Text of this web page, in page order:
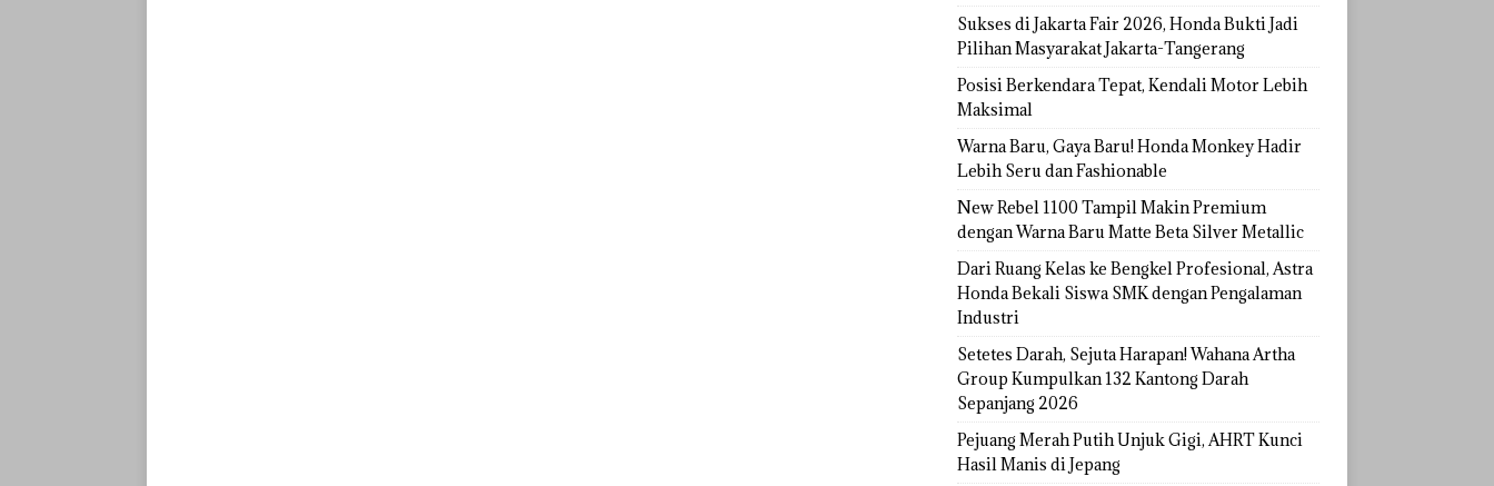
Sukses di Jakarta Fair 2026, Honda Bukti Jadi
Pilihan Masyarakat Jakarta-Tangerang
Posisi Berkendara Tepat, Kendali Motor Lebih
Maksimal
Warna Baru, Gaya Baru! Honda Monkey Hadir
Lebih Seru dan Fashionable
New Rebel 1100 Tampil Makin Premium
dengan Warna Baru Matte Beta Silver Metallic
Dari Ruang Kelas ke Bengkel Profesional, Astra
Honda Bekali Siswa SMK dengan Pengalaman
Industri
Setetes Darah, Sejuta Harapan! Wahana Artha
Group Kumpulkan 132 Kantong Darah
Sepanjang 2026
Pejuang Merah Putih Unjuk Gigi, AHRT Kunci
Hasil Manis di Jepang